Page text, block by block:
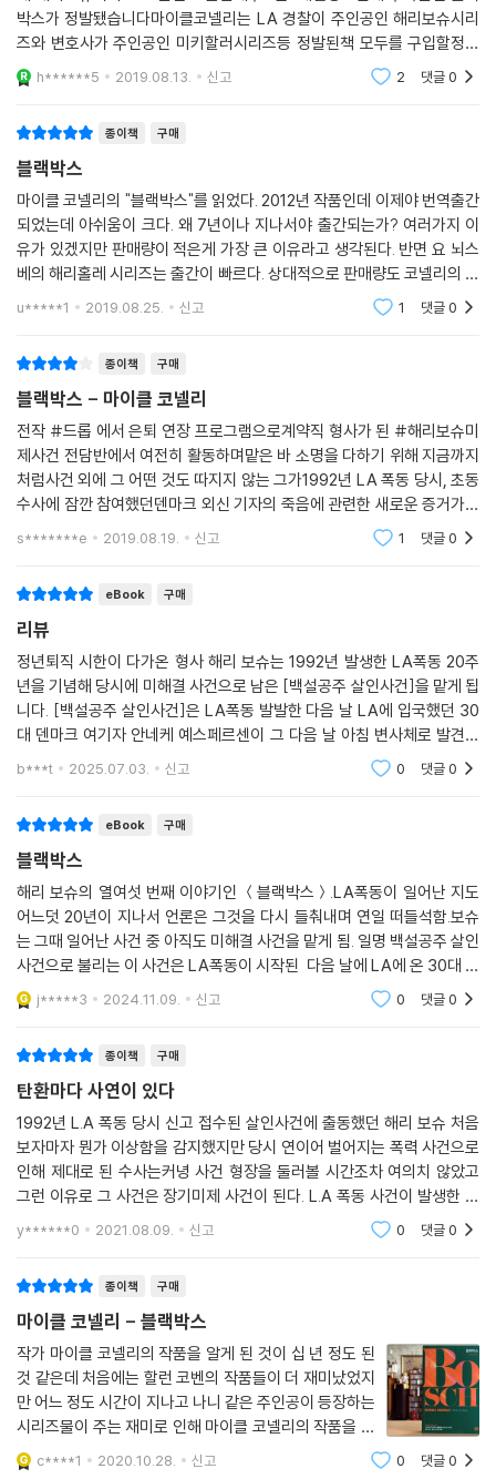
박스가 정발됐습니다마이클코넬리는 LA 경찰이 주인공인 해리보슈시리
즈와 변호사가 주인공인 미키할러시리즈등 정발된책 모두를 구입할정도
로 영미권 작가중 제가 가장 좋아하는 작가입니다이번 블랙박스는 미제사
건해결팀의 해리보슈가 20년전
h******5 2019.08.13. 신고 2 댓글0
종이책 구매
블랙박스
마이클 코넬리의 "블랙박스"를 읽었다. 2012년 작품인데 이제야 번역출간
되었는데 아쉬움이 크다. 왜 7년이나 지나서야 출간되는가? 여러가지 이
유가 있겠지만 판매량이 적은게 가장 큰 이유라고 생각된다. 반면 요 뇌스
베의 해리홀레 시리즈는 출간이 빠르다. 상대적으로 판매량도 코넬리의 해
리보슈보다 많다. 해리보슈 시리즈의 매니아로서는 안타깝다. 물론 요 뇌
u*****1 2019.08.25. 신고 1 댓글0
종이책 구매
블랙박스 - 마이클 코넬리
전작 #드롭 에서 은퇴 연장 프로그램으로계약직 형사가 된 #해리보슈미
제사건 전담반에서 여전히 활동하며맡은 바 소명을 다하기 위해 지금까지
처럼사건 외에 그 어떤 것도 따지지 않는 그가1992년 LA 폭동 당시, 초동
수사에 잠깐 참여했던덴마크 외신 기자의 죽음에 관련한 새로운 증거가등
장하자 예리한 수사관의 감을 살려적극적으로 사건에 매달리기 시작한다.
s*******e 2019.08.19. 신고 1 댓글0
eBook 구매
리뷰
정년퇴직 시한이 다가온 형사 해리 보슈는 1992년 발생한 LA폭동 20주
년을 기념해 당시에 미해결 사건으로 남은 [백설공주 살인사건]을 맡게 됩
니다. [백설공주 살인사건]은 LA폭동 발발한 다음 날 LA에 입국했던 30
대 덴마크 여기자 안네케 예스페르센이 그 다음 날 아침 변사체로 발견된
사건이에요. 도무지 해결 단서가 없는 듯한 사건을 해결하는 묘미가 돋보
b***t 2025.07.03. 신고 0 댓글0
eBook 구매
블랙박스
해리 보슈의 열여섯 번째 이야기인 ＜블랙박스＞.LA폭동이 일어난 지도
어느덧 20년이 지나서 언론은 그것을 다시 들춰내며 연일 떠들석함.보슈
는 그때 일어난 사건 중 아직도 미해결 사건을 맡게 됨. 일명 백설공주 살인
사건으로 불리는 이 사건은 LA폭동이 시작된 다음 날에 LA에 온 30대 덴
마크 여기자 안네케 예스페르센이 그 다음 날 아침 변사체로 발견된 사
건. 단 한 개의 증거물
j*****3 2024.11.09. 신고 0 댓글0
종이책 구매
탄환마다 사연이 있다
1992년 L.A 폭동 당시 신고 접수된 살인사건에 출동했던 해리 보슈 처음
보자마자 뭔가 이상함을 감지했지만 당시 연이어 벌어지는 폭력 사건으로
인해 제대로 된 수사는커녕 사건 형장을 둘러볼 시간조차 여의치 않았고
그런 이유로 그 사건은 장기미제 사건이 된다. L.A 폭동 사건이 발생한 지
20주년이 되는 올해 특별히 당시 미제 사건을 해결함으로써 경찰의 위상
을 높이고자 하는
y******0 2021.08.09. 신고 0 댓글0
종이책 구매
마이클 코넬리 - 블랙박스
작가 마이클 코넬리의 작품을 알게 된 것이 십 년 정도 된
것 같은데 처음에는 할런 코벤의 작품들이 더 재미났었지
만 어느 정도 시간이 지나고 나니 같은 주인공이 등장하는
시리즈물이 주는 재미로 인해 마이클 코넬리의 작품을 선
택하게 되는 것 같습니다. 왜 제가 마이클 코넬리와 할런
c****1 2020.10.28. 신고 0 댓글0